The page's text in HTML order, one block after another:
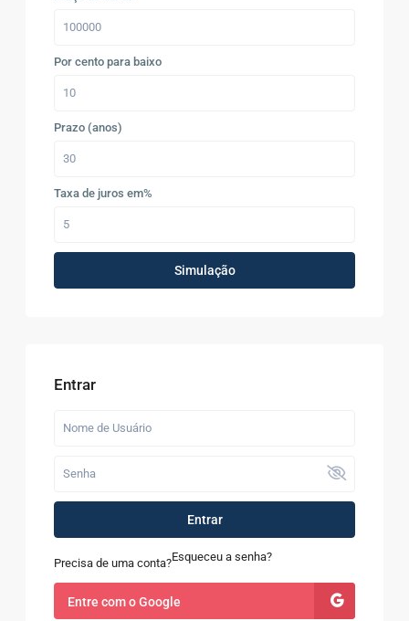
Por cento para baixo
Prazo (anos)
Taxa de juros em%
Simulação
Entrar
Entrar
Precisa de uma conta?Esqueceu a senha?
Entre com o Google